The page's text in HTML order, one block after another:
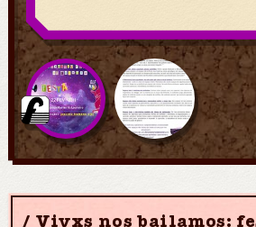
Vivxs nos bailamos: